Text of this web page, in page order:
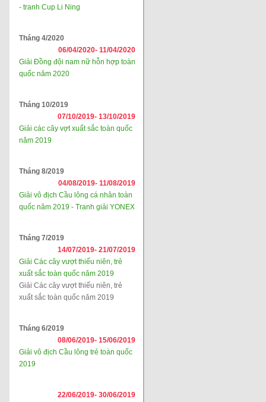
- tranh Cup Li Ning
Tháng 4/2020
06/04/2020- 11/04/2020
Giải Đồng đội nam nữ hỗn hợp toàn
quốc năm 2020
Tháng 10/2019
07/10/2019- 13/10/2019
Giải các cây vợt xuất sắc toàn quốc
năm 2019
Tháng 8/2019
04/08/2019- 11/08/2019
Giải vô địch Cầu lông cá nhân toàn
quốc năm 2019 - Tranh giải YONEX
Tháng 7/2019
14/07/2019- 21/07/2019
Giải Các cây vượt thiếu niên, trẻ
xuất sắc toàn quốc năm 2019
Giải Các cây vượt thiếu niên, trẻ
xuất sắc toàn quốc năm 2019
Tháng 6/2019
08/06/2019- 15/06/2019
Giải vô địch Cầu lông trẻ toàn quốc
2019
22/06/2019- 30/06/2019